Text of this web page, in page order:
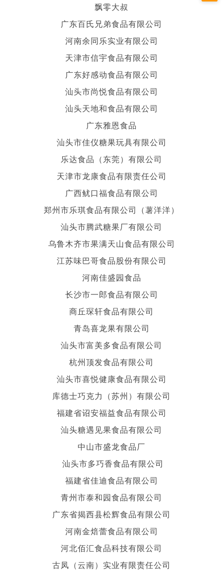
飘零大叔
广东百氏兄弟食品有限公司
河南余同乐实业有限公司
天津市信宇食品有限公司
广东好感动食品有限公司
汕头市尚悦食品有限公司
汕头天地和食品有限公司
广东雅恩食品
汕头市佳仪糖果玩具有限公司
乐达食品（东莞）有限公司
天津市龙康食品有限责任公司
广西鱿口福食品有限公司
郑州市乐琪食品有限公司（薯洋洋）
汕头市腾武糖果厂有限公司
乌鲁木齐市果满天山食品有限公司
江苏味巴哥食品股份有限公司
河南佳盛园食品
长沙市一郎食品有限公司
商丘琛轩食品有限公司
青岛喜龙果有限公司
汕头市富美多食品有限公司
杭州顶发食品有限公司
汕头市喜悦健康食品有限公司
库德士巧克力（苏州）有限公司
福建省诏安福益食品有限公司
汕头糖遇见果食品有限公司
中山市盛龙食品厂
汕头市多巧香食品有限公司
福建省佳迪食品有限公司
青州市泰和园食品有限公司
广东省揭西县松辉食品有限公司
河南金焙蕾食品有限公司
河北佰汇食品科技有限公司
古凤（云南）实业有限责任公司